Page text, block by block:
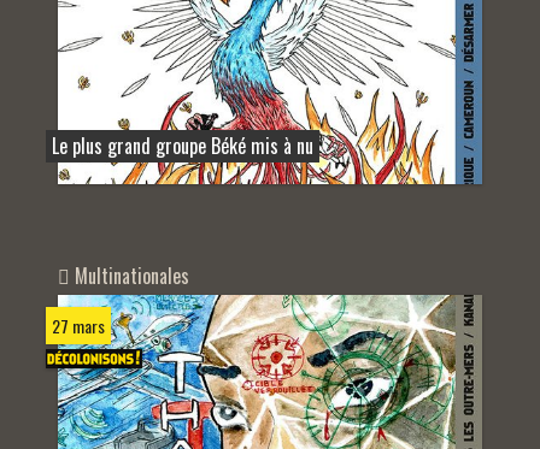
Le plus grand groupe Béké mis à nu
Multinationales
27 mars